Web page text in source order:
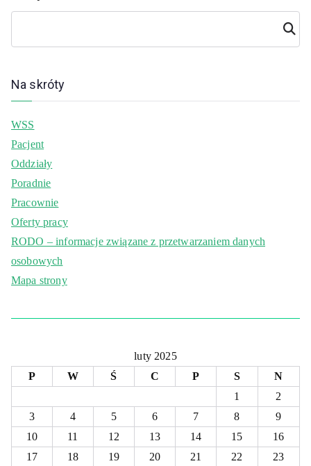
Szuka
j
Na skróty
WSS
Pacjent
Oddziały
Poradnie
Pracownie
Oferty pracy
RODO – informacje związane z przetwarzaniem danych
osobowych
Mapa strony
luty 2025
P
W Ś C P S
N
1
2
3
4 5 6 7 8
9
10
11 12 13 14 15
16
17
18 19 20 21 22
23